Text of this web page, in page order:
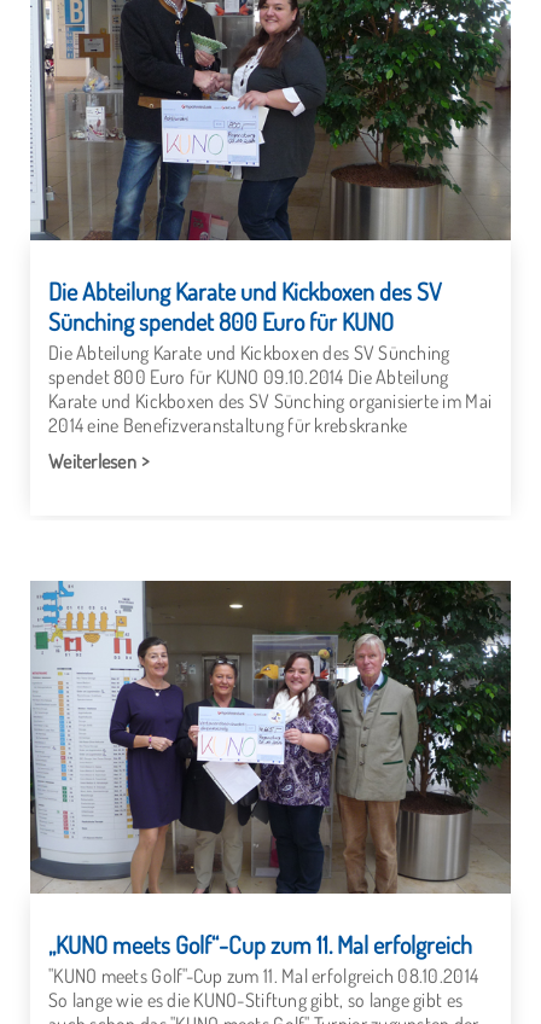
Die Abteilung Karate und Kickboxen des SV
Sünching spendet 800 Euro für KUNO
Die Abteilung Karate und Kickboxen des SV Sünching
spendet 800 Euro für KUNO 09.10.2014 Die Abteilung
Karate und Kickboxen des SV Sünching organisierte im Mai
2014 eine Benefizveranstaltung für krebskranke
Weiterlesen
„KUNO meets Golf“-Cup zum 11. Mal erfolgreich
"KUNO meets Golf"-Cup zum 11. Mal erfolgreich 08.10.2014
So lange wie es die KUNO-Stiftung gibt, so lange gibt es